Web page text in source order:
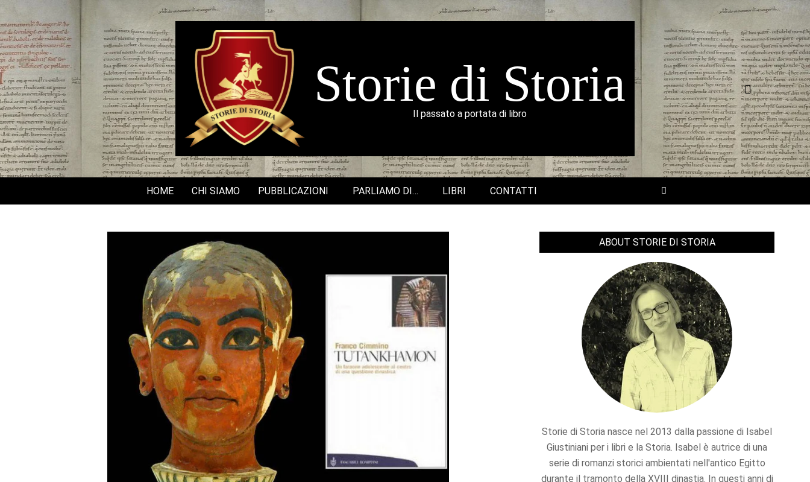
to
content
Storie di Storia
Il passato a portata di libro
Search
Secondary
Menu
HOME CHI SIAMO PUBBLICAZIONI PARLIAMO DI… LIBRI CONTATTI SEARCH
ABOUT STORIE DI STORIA
Storie di Storia nasce nel 2013 dalla passione di Isabel
Giustiniani per i libri e la Storia. Isabel è autrice di una
serie di romanzi storici ambientati nell'antico Egitto
durante il tramonto della XVIII dinastia. In questi anni di